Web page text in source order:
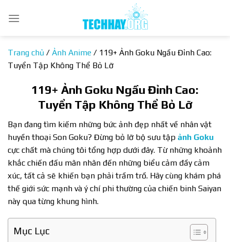
qua
Trang chủ / Ảnh Anime / 119+ Ảnh Goku Ngầu Đỉnh Cao:
Tuyển Tập Không Thể Bỏ Lỡ
119+ Ảnh Goku Ngầu Đỉnh Cao:
Tuyển Tập Không Thể Bỏ Lỡ
Bạn đang tìm kiếm những bức ảnh đẹp nhất về nhân vật
huyền thoại Son Goku? Đừng bỏ lỡ bộ sưu tập ảnh Goku
cực chất mà chúng tôi tổng hợp dưới đây. Từ những khoảnh
khắc chiến đấu mãn nhãn đến những biểu cảm đầy cảm
xúc, tất cả sẽ khiến bạn phải trầm trồ. Hãy cùng khám phá
thế giới sức mạnh và ý chí phi thường của chiến binh Saiyan
này qua từng khung hình.
Mục Lục